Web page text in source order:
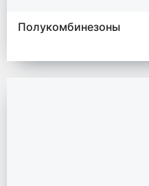
Полукомбинезоны